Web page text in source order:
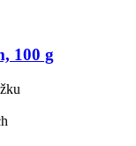
100 g